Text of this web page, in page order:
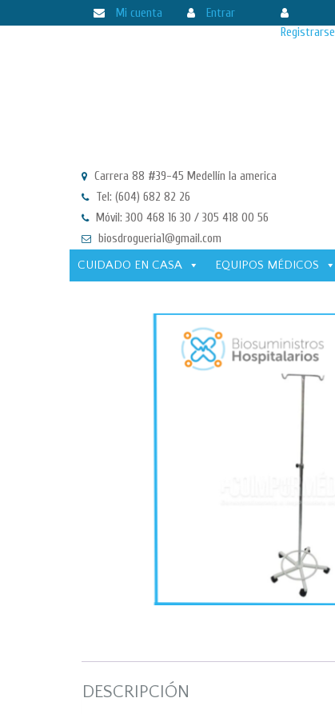
Mi cuenta
Entrar
Registrarse
Carrera 88 #39-45 Medellín la america
Tel: (604) 682 82 26
Móvil: 300 468 16 30 / 305 418 00 56
biosdrogueria1@gmail.com
CUIDADO EN CASA
EQUIPOS MÉDICOS
DESCRIPCIÓN